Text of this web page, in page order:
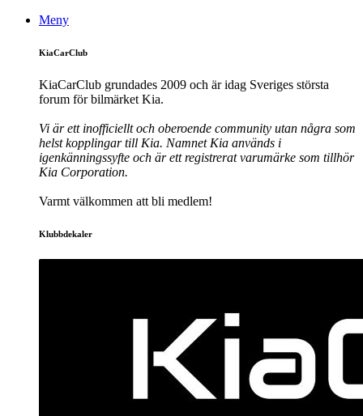
Meny
KiaCarClub
KiaCarClub grundades 2009 och är idag Sveriges största
forum för bilmärket Kia.
Vi är ett inofficiellt och oberoende community utan några som
helst kopplingar till Kia. Namnet Kia används i
igenkänningssyfte och är ett registrerat varumärke som tillhör
Kia Corporation.
Varmt välkommen att bli medlem!
Klubbdekaler